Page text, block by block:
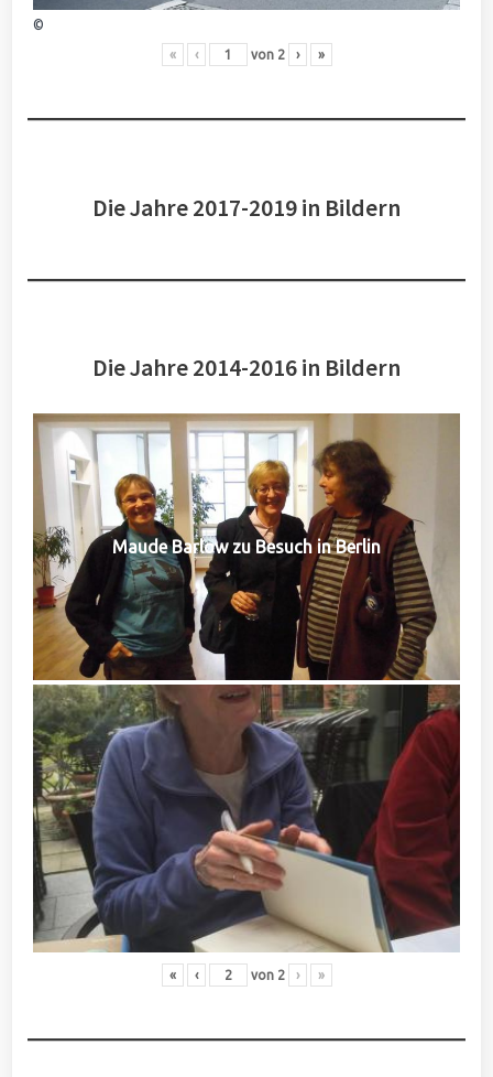
©
« ‹ von 2 › »
Die Jahre 2017-2019 in Bildern
Die Jahre 2014-2016 in Bildern
Maude Barlow zu Besuch in Berlin
« ‹ von 2 › »